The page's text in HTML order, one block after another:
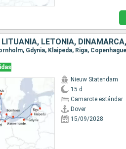
Nieuw Statendam
15 d
Camarote estándar
Dover
15/09/2028